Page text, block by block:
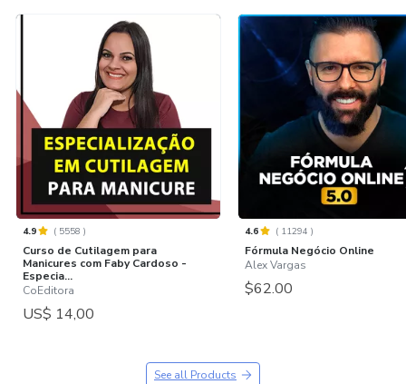
4.9 ( 5558 )
Curso de Cutilagem para
Manicures com Faby Cardoso -
Especia...
CoEditora
US$ 14,00
4.6 ( 11294 )
Fórmula Negócio Online
Alex Vargas
$62.00
See all Products